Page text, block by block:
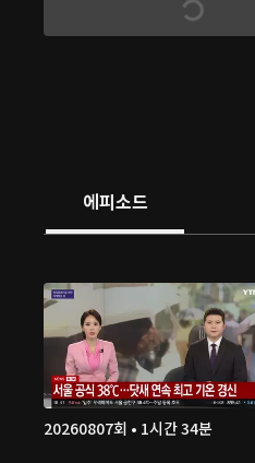
에피소드
20260807회 • 1시간 34분